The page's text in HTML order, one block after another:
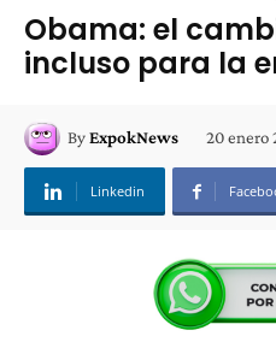
Obama: el
incluso para la
ByExpokNews 20 enero
Linkedin